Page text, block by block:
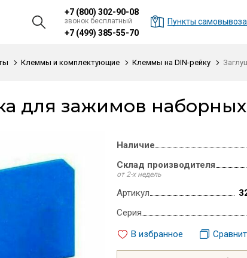
+7 (800) 302-90-08
звонок бесплатный
+7 (499) 385-55-70
Пункты самовывоза
Клеммы и комплектующие Клеммы на DIN-рейку
для зажимов наборных
Наличие
Склад производителя
от 2-х недель
Артикул
Серия
В избранное